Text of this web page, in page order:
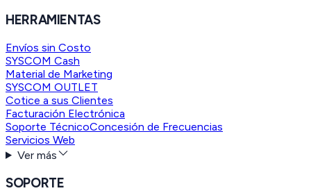
HERRAMIENTAS
Envíos sin Costo
SYSCOM Cash
Material de Marketing
SYSCOM OUTLET
Cotice a sus Clientes
Facturación Electrónica
Soporte TécnicoConcesión de Frecuencias
Servicios Web
Ver más
SOPORTE